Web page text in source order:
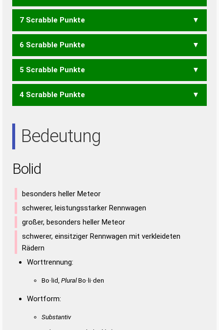
LOBI
7 Scrabble Punkte
LOB BILD
6 Scrabble Punkte
BIO OBI IDOL LIDO
5 Scrabble Punkte
DOL
4 Scrabble Punkte
Bedeutung
Bolid
besonders heller Meteor
schwerer, leistungsstarker Rennwagen
großer, besonders heller Meteor
schwerer, einsitziger Rennwagen mit verkleideten
Rädern
Worttrennung:
Bo·lid, PluralBo·li·den
Wortform:
Substantiv